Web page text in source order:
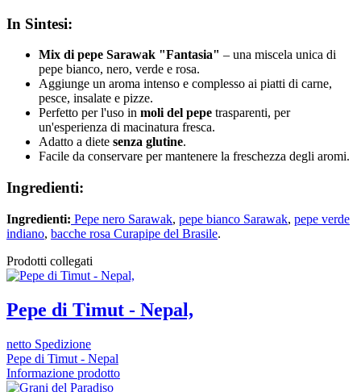
In Sintesi:
Mix di pepe Sarawak "Fantasia" – una miscela unica di
pepe bianco, nero, verde e rosa.
Aggiunge un aroma intenso e complesso ai piatti di carne,
pesce, insalate e pizze.
Perfetto per l'uso in moli del pepe trasparenti, per
un'esperienza di macinatura fresca.
Adatto a diete senza glutine.
Facile da conservare per mantenere la freschezza degli aromi.
Ingredienti:
Ingredienti: Pepe nero Sarawak, pepe bianco Sarawak, pepe verde
indiano, bacche rosa Curapipe del Brasile.
Prodotti collegati
Pepe di Timut - Nepal,
netto Spedizione
Pepe di Timut - Nepal
Informazione prodotto